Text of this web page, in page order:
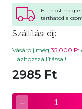
Ha most
tarthatod a
Szállítási díj:
Vásárolj még 35,000 Ft
Házhozszállítással!
2985 Ft
− 1